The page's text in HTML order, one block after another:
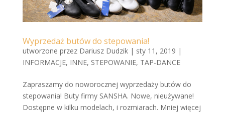
Wyprzedaż butów do stepowania!
utworzone przez Dariusz Dudzik| sty 11, 2019 |
INFORMACJE, INNE, STEPOWANIE, TAP-DANCE
Zapraszamy do noworocznej wyprzedaży butów do
stepowania! Buty firmy SANSHA. Nowe, nieużywane!
Dostępne w kilku modelach, i rozmiarach. Mniej więcej